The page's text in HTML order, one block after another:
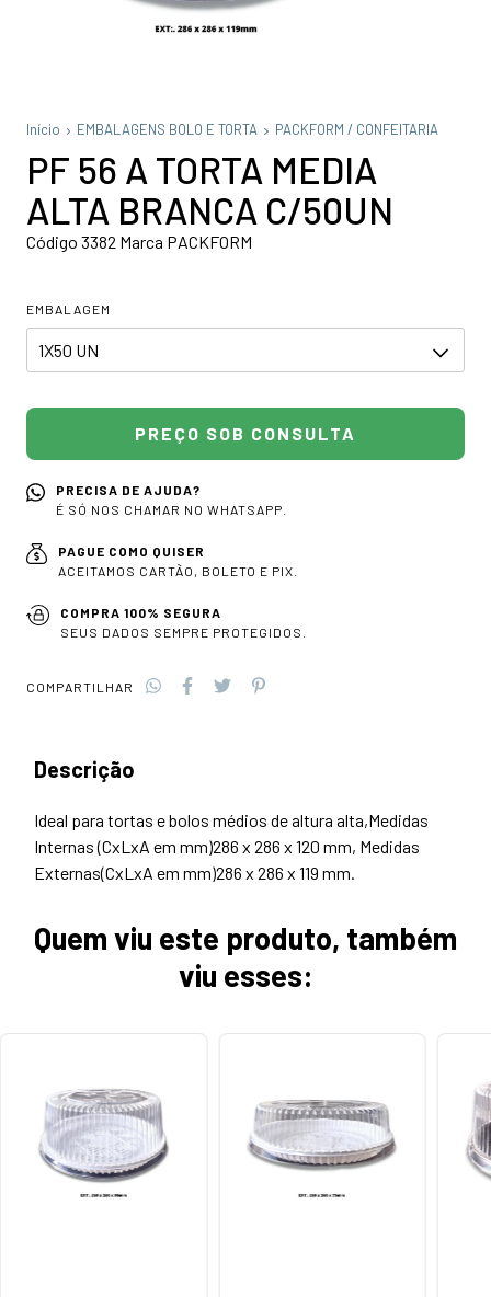
Início EMBALAGENS BOLO E TORTA PACKFORM / CONFEITARIA
PF 56 A TORTA MEDIA
ALTA BRANCA C/50UN
Código 3382 Marca PACKFORM
EMBALAGEM
PRECISA DE AJUDA?
É SÓ NOS CHAMAR NO WHATSAPP.
PAGUE COMO QUISER
ACEITAMOS CARTÃO, BOLETO E PIX.
COMPRA 100% SEGURA
SEUS DADOS SEMPRE PROTEGIDOS.
COMPARTILHAR
Descrição
Ideal para tortas e bolos médios de altura alta,Medidas
Internas (CxLxA em mm)286 x 286 x 120 mm, Medidas
Externas(CxLxA em mm)286 x 286 x 119 mm.
Quem viu este produto, também
viu esses: